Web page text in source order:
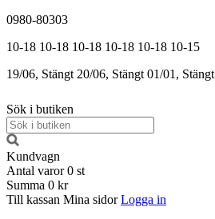
0980-80303
10-18 10-18 10-18 10-18 10-18 10-15
19/06, Stängt 20/06, Stängt 01/01, Stängt
Sök i butiken
Kundvagn
Antal varor 0 st
Summa 0 kr
Till kassan Mina sidor Logga in